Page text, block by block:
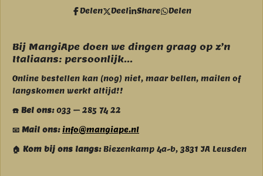
o
r
Delen Deel Share Delen
Bij MangiApe doen we dingen graag op z’n
Italiaans: persoonlijk...
Online bestellen kan (nog) niet, maar bellen, mailen of
langskomen werkt altijd!!
☎️ Bel ons: 033 – 285 74 22
📧 Mail ons: info@mangiape.nl
🏠 Kom bij ons langs: Biezenkamp 4a-b, 3831 JA Leusden